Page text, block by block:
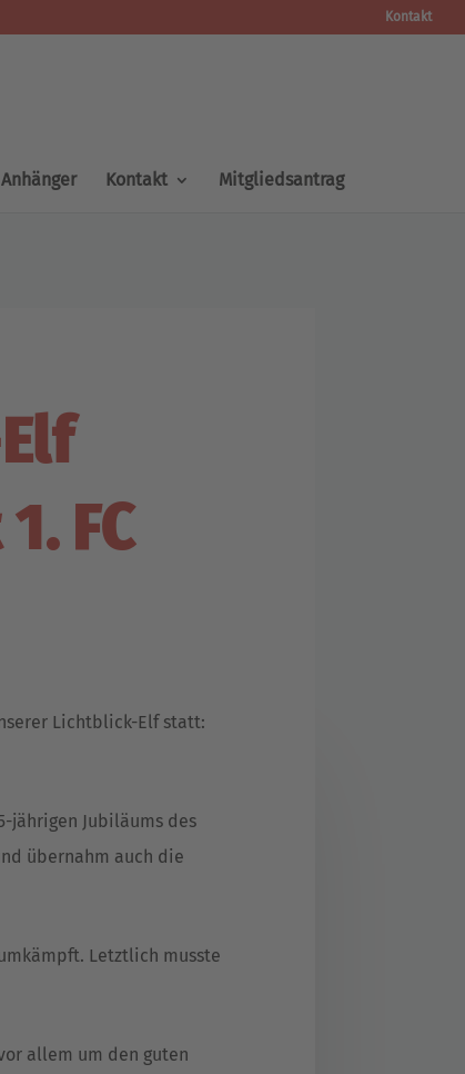
Kontakt
Kontakt Mitgliedsantrag
FC
Lichtblick-Elf statt:
jährigen Jubiläums des
übernahm auch die
Letztlich musste
allem um den guten